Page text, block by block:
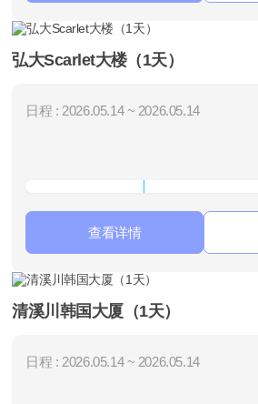
弘大Scarlet大楼（1天）
日程 : 2026.05.14 ~ 2026.05.14
查看详情
清溪川韩国大厦（1天）
日程 : 2026.05.14 ~ 2026.05.14